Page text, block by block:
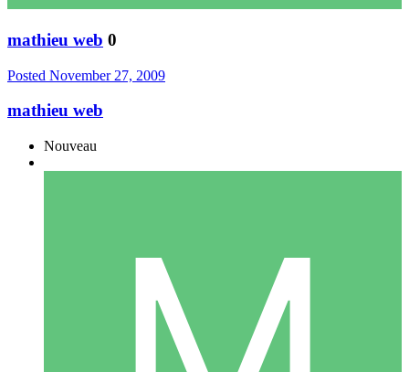
mathieu web 0
Posted November 27, 2009
mathieu web
Nouveau